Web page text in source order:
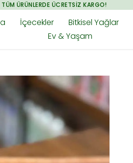
TÜM ÜRÜNLERDE ÜCRETSIZ KARGO!
İçecekler Bitkisel Yağlar
Ev & Yaşam